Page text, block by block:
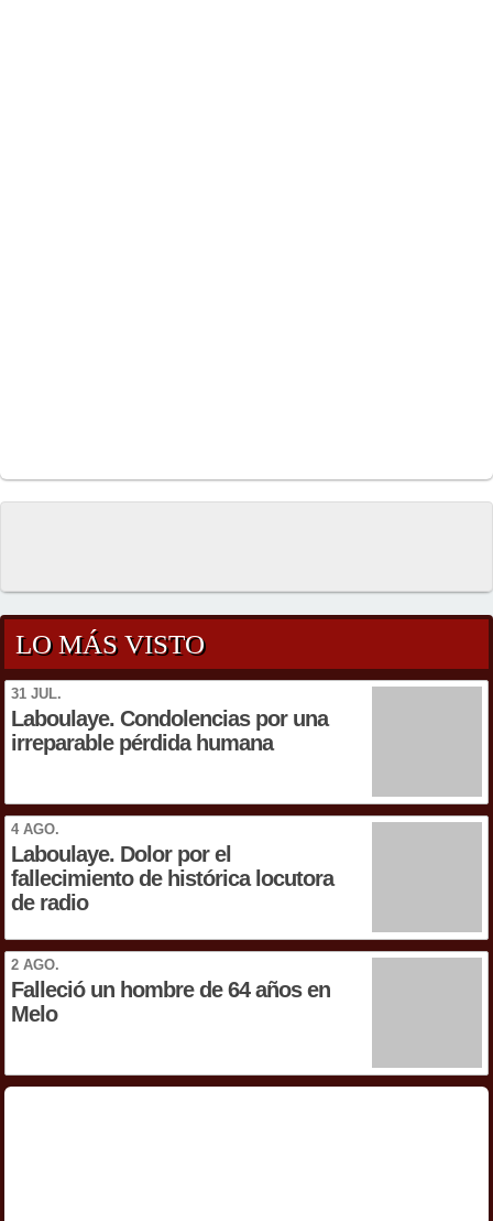
LO MÁS VISTO
31 JUL.
Laboulaye. Condolencias por una
irreparable pérdida humana
4 AGO.
Laboulaye. Dolor por el
fallecimiento de histórica locutora
de radio
2 AGO.
Falleció un hombre de 64 años en
Melo